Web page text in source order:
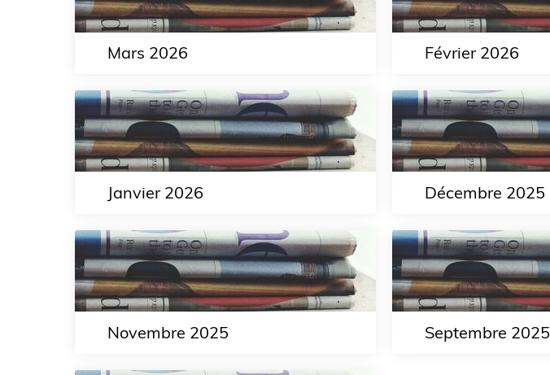
Mars 2026 Février 2026
Janvier 2026 Décembre 2025
Novembre 2025 Septembre 2025